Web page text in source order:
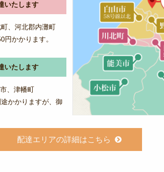
いたします
、河北郡内灘町
かかります。
いたします
、津幡町
かかりますが、御
配達エリアの詳細はこちら